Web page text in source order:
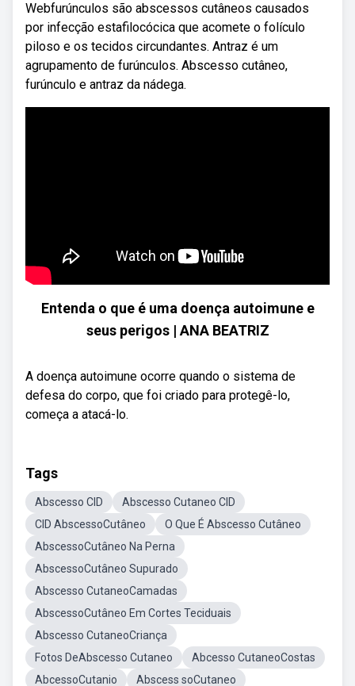
Webfurúnculos são abscessos cutâneos causados
por infecção estafilocócica que acomete o folículo
piloso e os tecidos circundantes. Antraz é um
agrupamento de furúnculos. Abscesso cutâneo,
furúnculo e antraz da nádega.
Entenda o que é uma doença autoimune e
seus perigos | ANA BEATRIZ
A doença autoimune ocorre quando o sistema de
defesa do corpo, que foi criado para protegê-lo,
começa a atacá-lo.
Tags
Abscesso CID
Abscesso Cutaneo CID
CID AbscessoCutâneo
O Que É Abscesso Cutâneo
AbscessoCutâneo Na Perna
AbscessoCutâneo Supurado
Abscesso CutaneoCamadas
AbscessoCutâneo Em Cortes Teciduais
Abscesso CutaneoCriança
Fotos DeAbscesso Cutaneo
Abcesso CutaneoCostas
AbcessoCutanio
Abscess soCutaneo